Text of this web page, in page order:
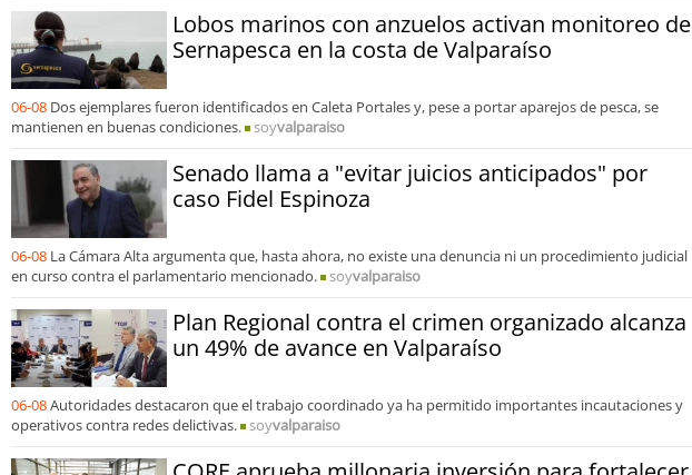
Lobos marinos con anzuelos activan monitoreo de
Sernapesca en la costa de Valparaíso
06-08 Dos ejemplares fueron identificados en Caleta Portales y, pese a portar aparejos de pesca, se
mantienen en buenas condiciones.
soyvalparaiso
Senado llama a "evitar juicios anticipados" por
caso Fidel Espinoza
06-08 La Cámara Alta argumenta que, hasta ahora, no existe una denuncia ni un procedimiento judicial
en curso contra el parlamentario mencionado.
soyvalparaiso
Plan Regional contra el crimen organizado alcanza
un 49% de avance en Valparaíso
06-08Autoridades destacaron que el trabajo coordinado ya ha permitido importantes incautaciones y
operativos contra redes delictivas.
soyvalparaiso